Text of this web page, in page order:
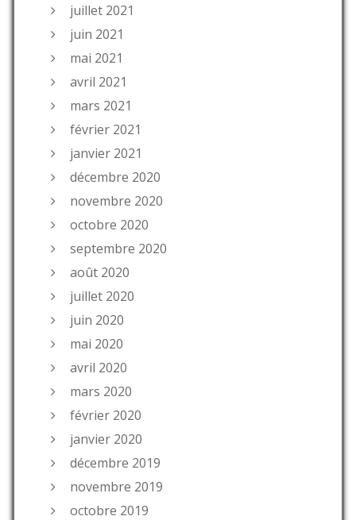
juillet 2021
juin 2021
mai 2021
avril 2021
mars 2021
février 2021
janvier 2021
décembre 2020
novembre 2020
octobre 2020
septembre 2020
août 2020
juillet 2020
juin 2020
mai 2020
avril 2020
mars 2020
février 2020
janvier 2020
décembre 2019
novembre 2019
octobre 2019